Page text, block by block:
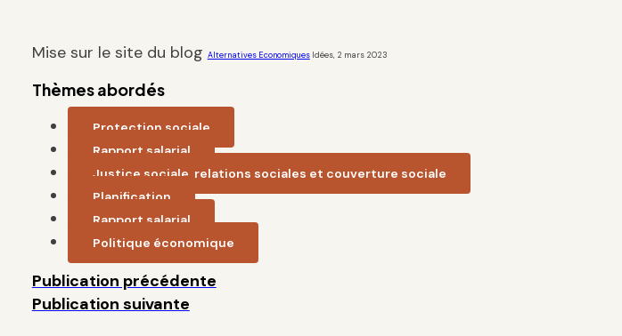
Mise sur le site du blog Alternatives EconomiquesIdées, 2 mars 2023
Thèmes abordés
Protection sociale
Rapport salarial
Justice sociale, relations sociales et couverture sociale
Planification
Rapport salarial
Politique économique
Publication précédente
Publication suivante